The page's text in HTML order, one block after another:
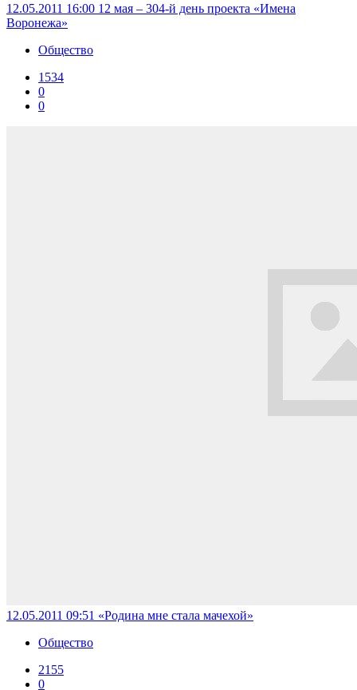
12.05.2011 16:00 12 мая – 304-й день проекта «Имена
Воронежа»
Общество
1534
0
0
12.05.2011 09:51 «Родина мне стала мачехой»
Общество
2155
0